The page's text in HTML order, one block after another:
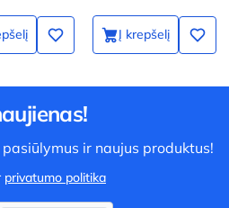
Į krepšelį
ir naujus produktus!
privatumo politika